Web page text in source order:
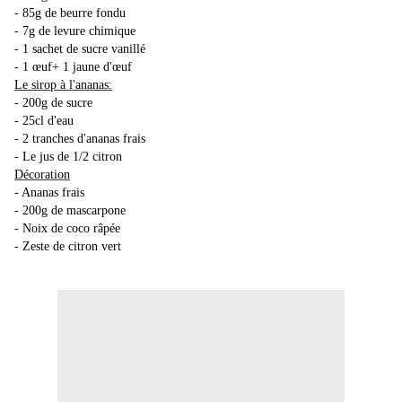
- 85g de beurre fondu
- 7g de levure chimique
- 1 sachet de sucre vanillé
- 1 œuf+ 1 jaune d'œuf
Le sirop à l'ananas:
- 200g de sucre
- 25cl d'eau
- 2 tranches d'ananas frais
- Le jus de 1/2 citron
Décoration
- Ananas frais
- 200g de mascarpone
- Noix de coco râpée
- Zeste de citron vert